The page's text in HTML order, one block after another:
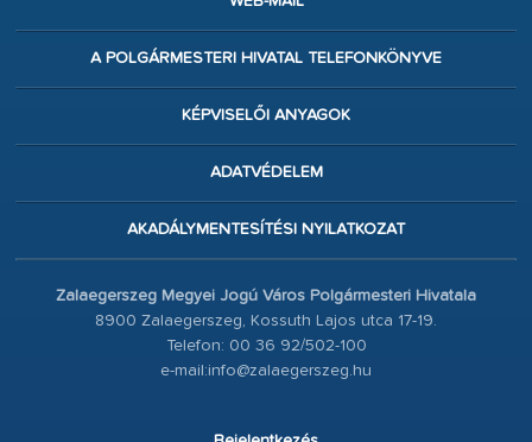
A POLGÁRMESTERI HIVATAL TELEFONKÖNYVE
KÉPVISELŐI ANYAGOK
ADATVÉDELEM
AKADÁLYMENTESÍTÉSI NYILATKOZAT
Zalaegerszeg Megyei Jogú Város Polgármesteri Hivatala
8900 Zalaegerszeg, Kossuth Lajos utca 17-19.
Telefon: 00 36 92/502-100
e-mail:info@zalaegerszeg.hu